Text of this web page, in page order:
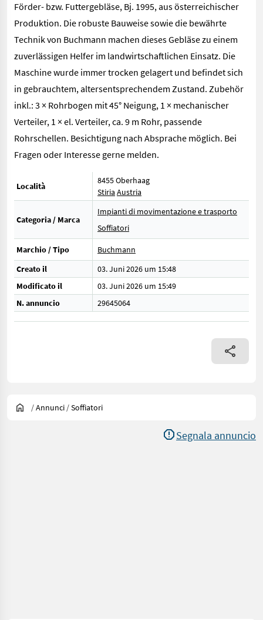
Förder- bzw. Futtergebläse, Bj. 1995, aus österreichischer
Produktion. Die robuste Bauweise sowie die bewährte
Technik von Buchmann machen dieses Gebläse zu einem
zuverlässigen Helfer im landwirtschaftlichen Einsatz. Die
Maschine wurde immer trocken gelagert und befindet sich
in gebrauchtem, altersentsprechendem Zustand. Zubehör
inkl.: 3 × Rohrbogen mit 45° Neigung, 1 × mechanischer
Verteiler, 1 × el. Verteiler, ca. 9 m Rohr, passende
Rohrschellen. Besichtigung nach Absprache möglich. Bei
Fragen oder Interesse gerne melden.
Località
8455 Oberhaag
Stiria Austria
Categoria / Marca
Impianti di movimentazione e trasporto
Soffiatori
Marchio / Tipo
Buchmann
Creato il
03. Juni 2026 um 15:48
Modificato il
03. Juni 2026 um 15:49
N. annuncio
29645064
/Annunci /Soffiatori
Segnala annuncio